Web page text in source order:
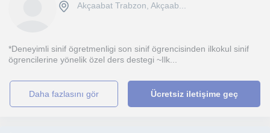
Akçaabat Trabzon, Akçaab...
*Deneyimli sinif ögretmenligi son sinif ögrencisinden ilkokul sinif
ögrencilerine yönelik özel ders destegi ~Ilk...
daha fazlasını gör Ücretsiz iletişime geç